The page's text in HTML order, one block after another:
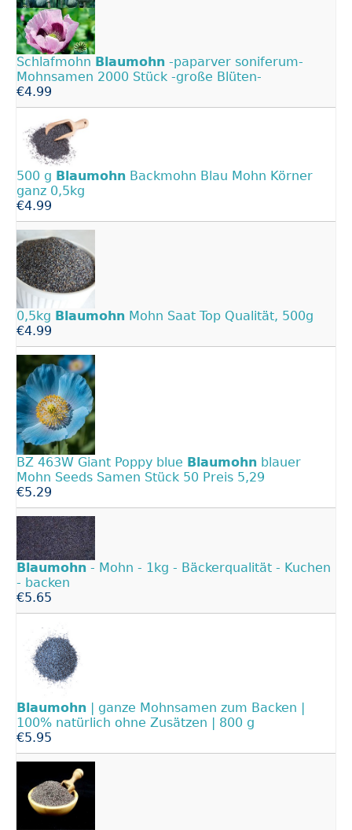
Schlafmohn Blaumohn -paparver soniferum-
Mohnsamen 2000 Stück -große Blüten-
€4.99
500 g Blaumohn Backmohn Blau Mohn Körner
ganz 0,5kg
€4.99
0,5kg Blaumohn Mohn Saat Top Qualität, 500g
€4.99
BZ 463W Giant Poppy blue Blaumohn blauer
Mohn Seeds Samen Stück 50 Preis 5,29
€5.29
Blaumohn - Mohn - 1kg - Bäckerqualität - Kuchen
- backen
€5.65
Blaumohn | ganze Mohnsamen zum Backen |
100% natürlich ohne Zusätzen | 800 g
€5.95